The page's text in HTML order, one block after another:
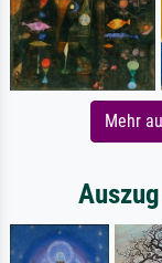
Mehr